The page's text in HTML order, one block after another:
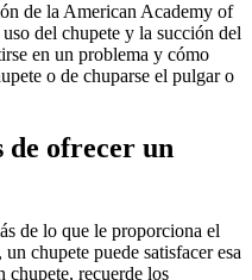
de la American Academy of
del chupete y la succión del
en un problema y cómo
o de chuparse el pulgar o
de ofrecer un
de lo que le proporciona el
chupete puede satisfacer esa
chupete, recuerde los